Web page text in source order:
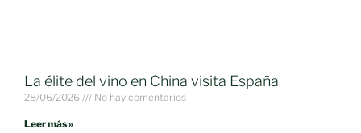
La élite del vino en China visita España
28/06/2026 No hay comentarios
Leer más »